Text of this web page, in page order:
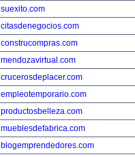
suexito.com
citasdenegocios.com
construcompras.com
mendozavirtual.com
crucerosdeplacer.com
empleotemporario.com
productosbelleza.com
mueblesdefabrica.com
blogemprendedores.com